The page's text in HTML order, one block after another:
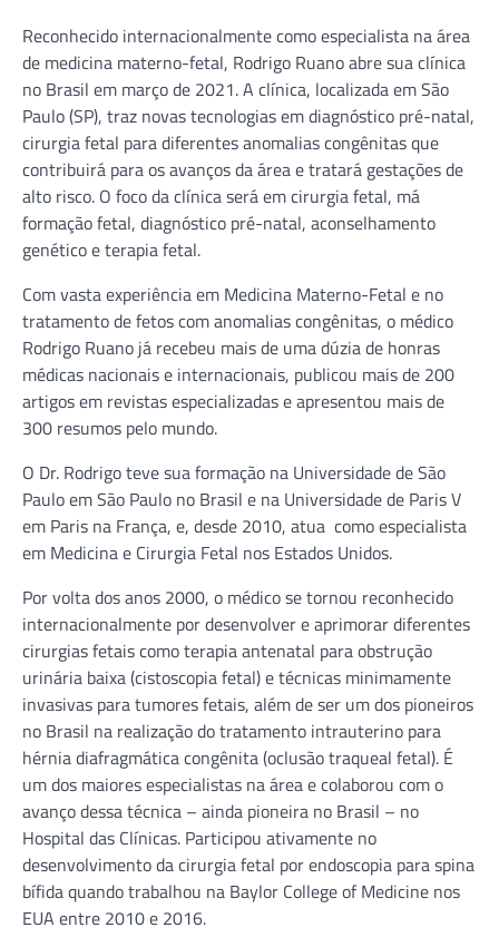
Reconhecido internacionalmente como especialista na área
de medicina materno-fetal, Rodrigo Ruano abre sua clínica
no Brasil em março de 2021. A clínica, localizada em São
Paulo (SP), traz novas tecnologias em diagnóstico pré-natal,
cirurgia fetal para diferentes anomalias congênitas que
contribuirá para os avanços da área e tratará gestações de
alto risco. O foco da clínica será em cirurgia fetal, má
formação fetal, diagnóstico pré-natal, aconselhamento
genético e terapia fetal.
Com vasta experiência em Medicina Materno-Fetal e no
tratamento de fetos com anomalias congênitas, o médico
Rodrigo Ruano já recebeu mais de uma dúzia de honras
médicas nacionais e internacionais, publicou mais de 200
artigos em revistas especializadas e apresentou mais de
300 resumos pelo mundo.
O Dr. Rodrigo teve sua formação na Universidade de São
Paulo em São Paulo no Brasil e na Universidade de Paris V
em Paris na França, e, desde 2010, atua como especialista
em Medicina e Cirurgia Fetal nos Estados Unidos.
Por volta dos anos 2000, o médico se tornou reconhecido
internacionalmente por desenvolver e aprimorar diferentes
cirurgias fetais como terapia antenatal para obstrução
urinária baixa (cistoscopia fetal) e técnicas minimamente
invasivas para tumores fetais, além de ser um dos pioneiros
no Brasil na realização do tratamento intrauterino para
hérnia diafragmática congênita (oclusão traqueal fetal). É
um dos maiores especialistas na área e colaborou com o
avanço dessa técnica – ainda pioneira no Brasil – no
Hospital das Clínicas. Participou ativamente no
desenvolvimento da cirurgia fetal por endoscopia para spina
bífida quando trabalhou na Baylor College of Medicine nos
EUA entre 2010 e 2016.